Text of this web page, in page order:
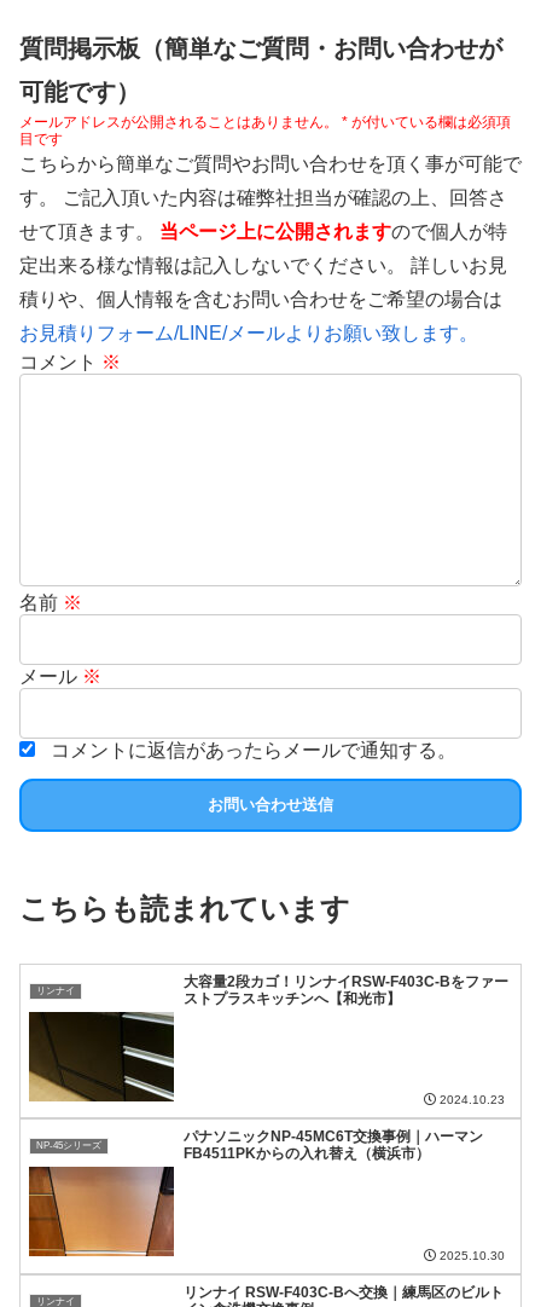
質問掲示板（簡単なご質問・お問い合わせが
可能です）
メールアドレスが公開されることはありません。 * が付いている欄は必須項
目です
こちらから簡単なご質問やお問い合わせを頂く事が可能で
す。 ご記入頂いた内容は確弊社担当が確認の上、回答さ
せて頂きます。 当ページ上に公開されますので個人が特
定出来る様な情報は記入しないでください。 詳しいお見
積りや、個人情報を含むお問い合わせをご希望の場合は
お見積りフォーム/LINE/メールよりお願い致します。
コメント ※
名前 ※
メール ※
コメントに返信があったらメールで通知する。
こちらも読まれています
リンナイ
大容量2段カゴ！リンナイRSW-F403C-Bをファー
ストプラスキッチンへ【和光市】
2024.10.23
NP-45シリーズ
パナソニックNP-45MC6T交換事例｜ハーマン
FB4511PKからの入れ替え（横浜市）
2025.10.30
リンナイ
リンナイ RSW-F403C-Bへ交換｜練馬区のビルト